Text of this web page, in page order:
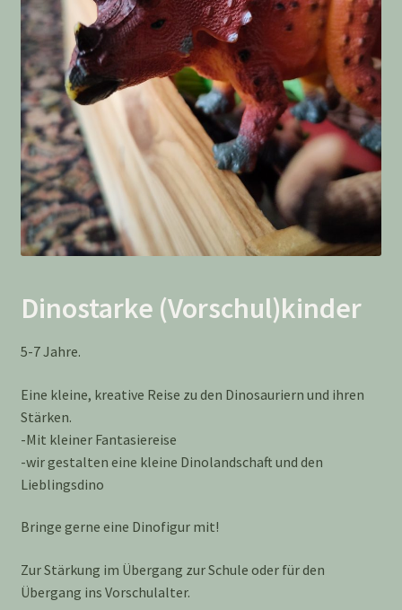
Dinostarke (Vorschul)kinder
5-7 Jahre.
Eine kleine, kreative Reise zu den Dinosauriern und ihren
Stärken.
-Mit kleiner Fantasiereise
-wir gestalten eine kleine Dinolandschaft und den
Lieblingsdino
Bringe gerne eine Dinofigur mit!
Zur Stärkung im Übergang zur Schule oder für den
Übergang ins Vorschulalter.